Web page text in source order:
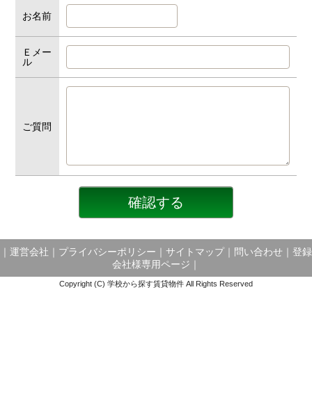
お名前
Ｅメー
ル
ご質問
運営会社 プライバシーポリシー サイトマップ｜ 問い合わせ
登録
会社様専用ページ
Copyright (C) 学校から探す賃貸物件 All Rights Reserved